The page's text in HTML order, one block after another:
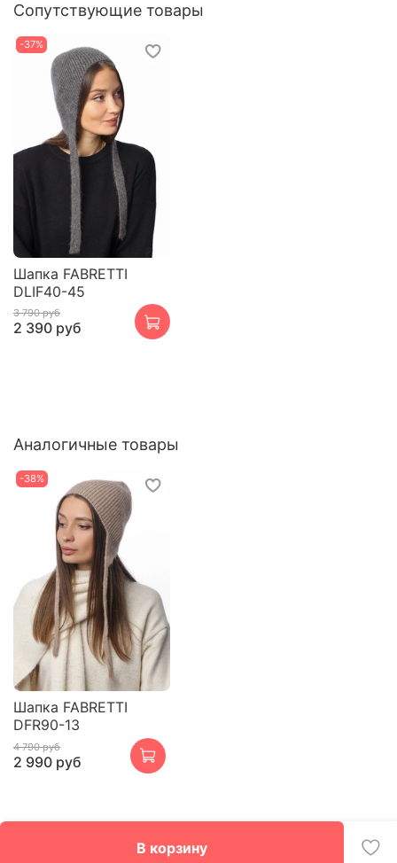
В корзину
Сопутствующие товары
-37%
Шапка FABRETTI
DLIF40-45
3 790 руб
2 390 руб
Аналогичные товары
-38%
Шапка FABRETTI
DFR90-13
4 790 руб
2 990 руб